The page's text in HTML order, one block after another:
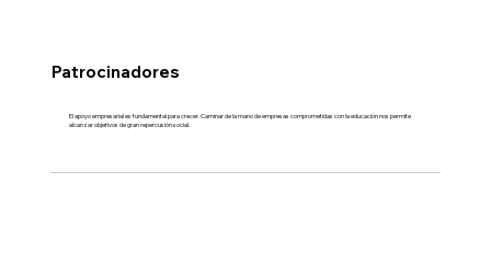
Patrocinadores
El apoyo empresarial es fundamental para crecer. Caminar de la mano de empresas comprometidas con la educación nos permite
alcanzar objetivos de gran repercusión social.